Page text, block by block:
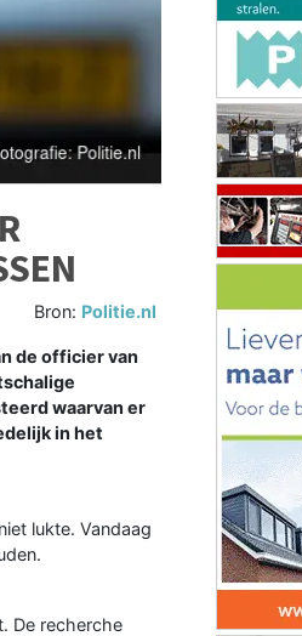
Bron: Politie.nl
de officier van
waarvan er
in het
lukte. Vandaag
De recherche